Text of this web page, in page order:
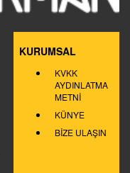
KURUMSAL
KVKK
AYDINLATMA
METNİ
KÜNYE
BİZE ULAŞIN